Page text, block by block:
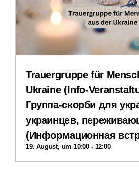
Trauergruppe für
Ukraine (Info-
Группа-скорби для
украинцев,
(Информационная
19. August, um 10:00 - 12:00